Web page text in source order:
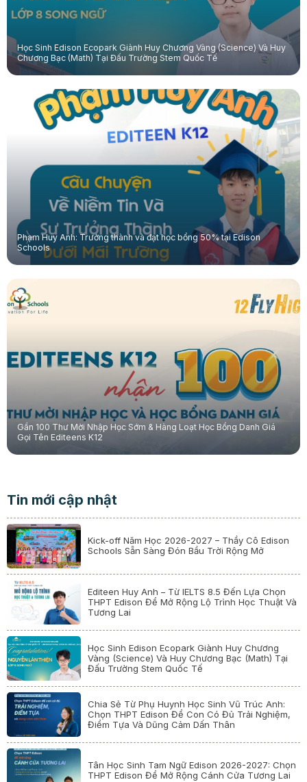
Học Sinh Edison Ecopark Giành Huy Chương Vàng (Science) Và Huy
Chương Bạc (Math) Tại Đấu Trường Stem Quốc Tế
Phạm Huy Anh: Trưởng thành và đạt học bổng 50% tại Edison
Schools
Gần 100 Thư Mời Nhập Học Sớm & Hàng Loạt Học Bổng Danh Giá
Gọi Tên Editeens K12
Tin mới cập nhật
Kick-off Năm Học 2026-2027 – Thầy Cô Edison
Schools Sẵn Sàng Đón Bầu Trời Rộng Mở
Editeen Huy Anh – Từ IELTS 8.5 Đến Lựa Chọn
THPT Edison Để Mở Rộng Lộ Trình Học Thuật Và
Tương Lai
Học Sinh Edison Ecopark Giành Huy Chương
Vàng (Science) Và Huy Chương Bạc (Math) Tại
Đấu Trường Stem Quốc Tế
Chia Sẻ Từ Phụ Huynh Học Sinh Vũ Trúc Anh:
Chọn THPT Edison Để Con Có Đủ Trải Nghiệm,
Điểm Tựa Và Dũng Cảm Dấn Thân
Tân Học Sinh Tam Ngữ Edison 2026-2027: Chọn
THPT Edison Để Mở Rộng Cánh Cửa Tương Lai